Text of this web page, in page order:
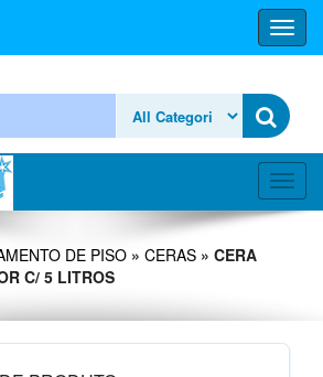
DE PISO » CERAS » CERA
C/ 5 LITROS